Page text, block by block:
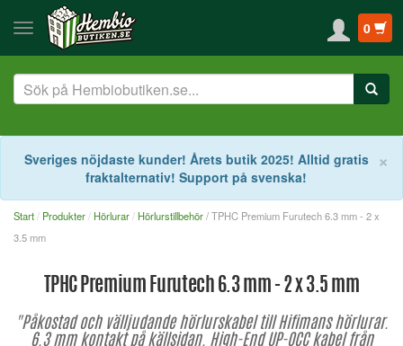
0
×
Sveriges nöjdaste kunder! Årets butik 2025! Alltid gratis
fraktalternativ! Support på svenska!
Start Produkter Hörlurar Hörlurstillbehör/ TPHC Premium Furutech 6.3 mm - 2 x
3.5 mm
TPHC Premium Furutech 6.3 mm - 2 x 3.5 mm
"Påkostad och välljudande hörlurskabel till Hifimans hörlurar.
6.3 mm kontakt på källsidan. High-End UP-OCC kabel från